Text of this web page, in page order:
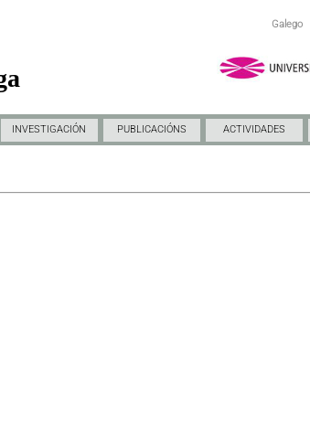
Galego
INVESTIGACIÓN PUBLICACIÓNS ACTIVIDADES